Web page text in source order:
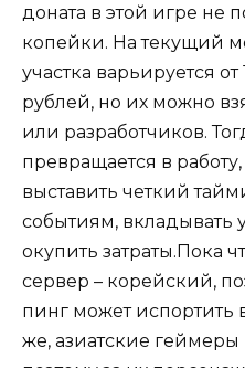
доната в этой игре не
копейки. На текущий
участка варьируется
рублей, но их можно
или разработчиков.
превращается в
выставить четкий
событиям, вкладывать
окупить затраты.Пока
сервер – корейский,
пинг может испортить
же, азиатские